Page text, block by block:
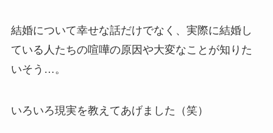
結婚について幸せな話だけでなく、実際に結婚し
ている人たちの喧嘩の原因や大変なことが知りた
いそう…。
いろいろ現実を教えてあげました（笑）